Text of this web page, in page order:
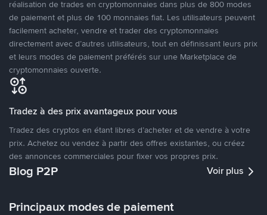
réalisation de trades en cryptomonnaies dans plus de 800 modes
de paiement et plus de 100 monnaies fiat. Les utilisateurs peuvent
facilement acheter, vendre et trader des cryptomonnaies
directement avec d’autres utilisateurs, tout en définissant leurs prix
et leurs modes de paiement préférés sur une Marketplace de
cryptomonnaies ouverte.
Tradez à des prix avantageux pour vous
Tradez des cryptos en étant libres d’acheter et de vendre à votre
prix. Achetez ou vendez à partir des offres existantes, ou créez
des annonces commerciales pour fixer vos propres prix.
Blog P2P Voir plus
Principaux modes de paiement